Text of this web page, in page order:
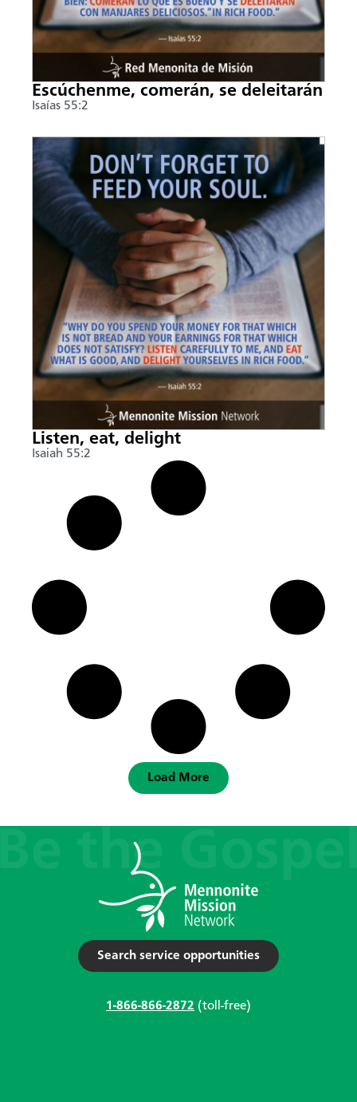
Escúchenme, comerán, se deleitarán
Isaías 55:2
Listen, eat, delight
Isaiah 55:2
Load More
Search service opportunities
1-866-866-2872 (toll-free)